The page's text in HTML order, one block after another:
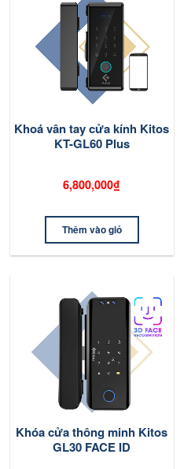
Khoá vân tay cửa kính Kitos
KT-GL60 Plus
6,800,000₫
Thêm vào giỏ
Khóa cửa thông minh Kitos
GL30 FACE ID